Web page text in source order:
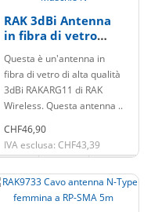
RAK 3dBi Antenna
in fibra di vetro
Tipo Maschio N
Questa è un'antenna in
fibra di vetro di alta qualità
3dBi RAKARG11 di RAK
Wireless. Questa antenna ..
CHF46,90
IVA esclusa: CHF43,39